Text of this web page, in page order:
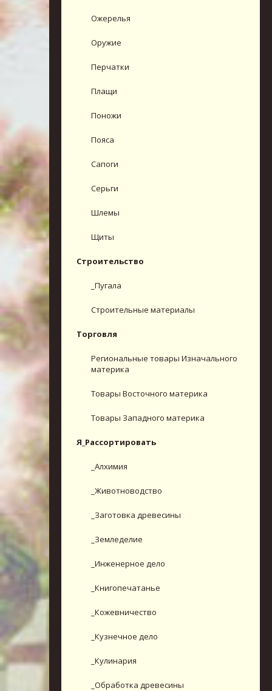
Ожерелья
Оружие
Перчатки
Плащи
Поножи
Пояса
Сапоги
Серьги
Шлемы
Щиты
Строительство
_Пугала
Строительные материалы
Торговля
Региональные товары Изначального
материка
Товары Восточного материка
Товары Западного материка
Я_Рассортировать
_Алхимия
_Животноводство
_Заготовка древесины
_Земледелие
_Инженерное дело
_Книгопечатанье
_Кожевничество
_Кузнечное дело
_Кулинария
_Обработка древесины